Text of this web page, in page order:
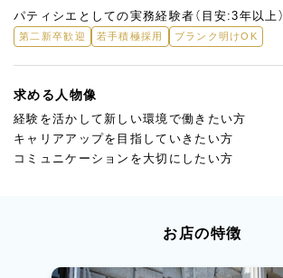
パティシエとしての実務経験者（目安:3年以上）
第二新卒歓迎 若手積極採用 ブランク明けOK
求める人物像
経験を活かして新しい環境で働きたい方
キャリアアップを目指していきたい方
コミュニケーションを大切にしたい方
お店の特徴